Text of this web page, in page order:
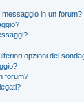
in un forum?
opzioni del
forum?